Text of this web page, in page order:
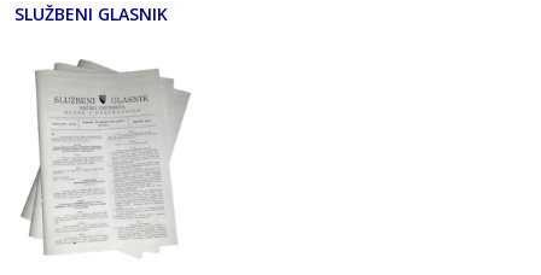
SLUŽBENI GLASNIK